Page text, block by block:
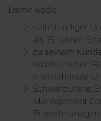
Damir Abdic
selbständiger
als 15 Jahren
zu seinem
süddeutschen
internationale
Schwerpunkte:
Management